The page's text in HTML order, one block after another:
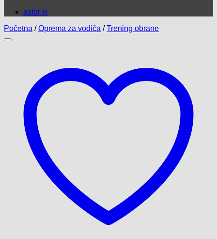
astor.si
Početna / Oprema za vodiča / Trening obrane